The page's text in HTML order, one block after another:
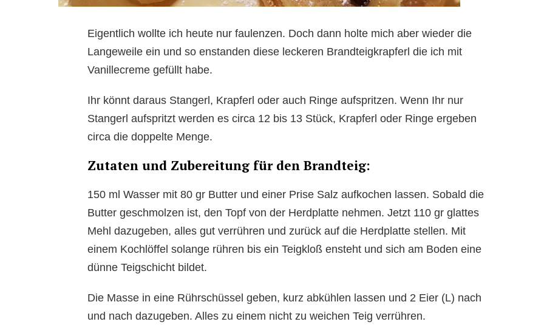
Eigentlich wollte ich heute nur faulenzen. Doch dann holte mich aber wieder die
Langeweile ein und so enstanden diese leckeren Brandteigkrapferl die ich mit
Vanillecreme gefüllt habe.
Ihr könnt daraus Stangerl, Krapferl oder auch Ringe aufspritzen. Wenn Ihr nur
Stangerl aufspritzt werden es circa 12 bis 13 Stück, Krapferl oder Ringe ergeben
circa die doppelte Menge.
Zutaten und Zubereitung für den Brandteig:
150 ml Wasser mit 80 gr Butter und einer Prise Salz aufkochen lassen. Sobald die
Butter geschmolzen ist, den Topf von der Herdplatte nehmen. Jetzt 110 gr glattes
Mehl dazugeben, alles gut verrühren und zurück auf die Herdplatte stellen. Mit
einem Kochlöffel solange rühren bis ein Teigkloß ensteht und sich am Boden eine
dünne Teigschicht bildet.
Die Masse in eine Rührschüssel geben, kurz abkühlen lassen und 2 Eier (L) nach
und nach dazugeben. Alles zu einem nicht zu weichen Teig verrühren.